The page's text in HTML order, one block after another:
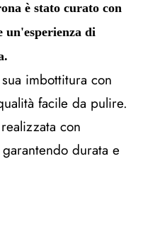
è stato curato con
un'esperienza di
imbottitura con
facile da pulire.
con
durata e